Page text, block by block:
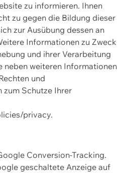
zu informieren. Ihnen
zu gegen die Bildung dieser
zur Ausübung dessen an
Informationen zu Zweck
und ihrer Verarbeitung
neben weiteren Informationen
und
zum Schutze Ihrer
privacy.
Conversion-Tracking.
geschaltete Anzeige auf